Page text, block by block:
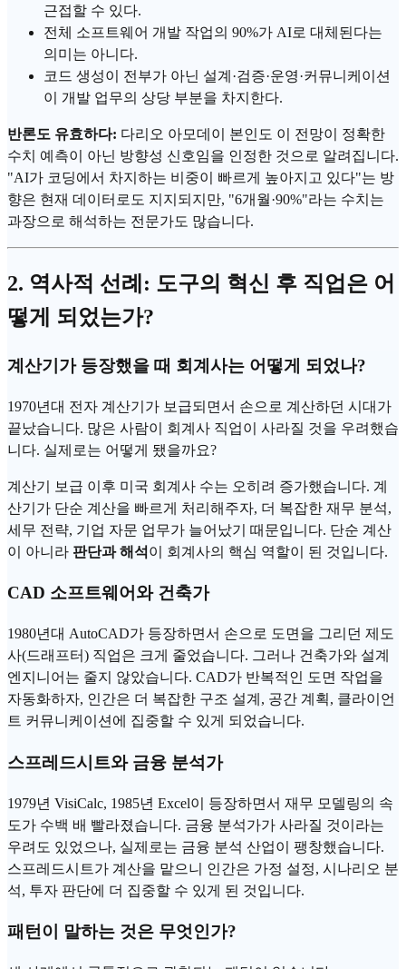
근접할 수 있다.
전체 소프트웨어 개발 작업의 90%가 AI로 대체된다는
의미는 아니다.
코드 생성이 전부가 아닌 설계·검증·운영·커뮤니케이션
이 개발 업무의 상당 부분을 차지한다.
반론도 유효하다: 다리오 아모데이 본인도 이 전망이 정확한
수치 예측이 아닌 방향성 신호임을 인정한 것으로 알려집니다.
"AI가 코딩에서 차지하는 비중이 빠르게 높아지고 있다"는 방
향은 현재 데이터로도 지지되지만, "6개월·90%"라는 수치는
과장으로 해석하는 전문가도 많습니다.
2. 역사적 선례: 도구의 혁신 후 직업은 어
떻게 되었는가?
계산기가 등장했을 때 회계사는 어떻게 되었나?
1970년대 전자 계산기가 보급되면서 손으로 계산하던 시대가
끝났습니다. 많은 사람이 회계사 직업이 사라질 것을 우려했습
니다. 실제로는 어떻게 됐을까요?
계산기 보급 이후 미국 회계사 수는 오히려 증가했습니다. 계
산기가 단순 계산을 빠르게 처리해주자, 더 복잡한 재무 분석,
세무 전략, 기업 자문 업무가 늘어났기 때문입니다. 단순 계산
이 아니라 판단과 해석 이 회계사의 핵심 역할이 된 것입니다.
CAD 소프트웨어와 건축가
1980년대 AutoCAD가 등장하면서 손으로 도면을 그리던 제도
사(드래프터) 직업은 크게 줄었습니다. 그러나 건축가와 설계
엔지니어는 줄지 않았습니다. CAD가 반복적인 도면 작업을
자동화하자, 인간은 더 복잡한 구조 설계, 공간 계획, 클라이언
트 커뮤니케이션에 집중할 수 있게 되었습니다.
스프레드시트와 금융 분석가
1979년 VisiCalc, 1985년 Excel이 등장하면서 재무 모델링의 속
도가 수백 배 빨라졌습니다. 금융 분석가가 사라질 것이라는
우려도 있었으나, 실제로는 금융 분석 산업이 팽창했습니다.
스프레드시트가 계산을 맡으니 인간은 가정 설정, 시나리오 분
석, 투자 판단에 더 집중할 수 있게 된 것입니다.
패턴이 말하는 것은 무엇인가?